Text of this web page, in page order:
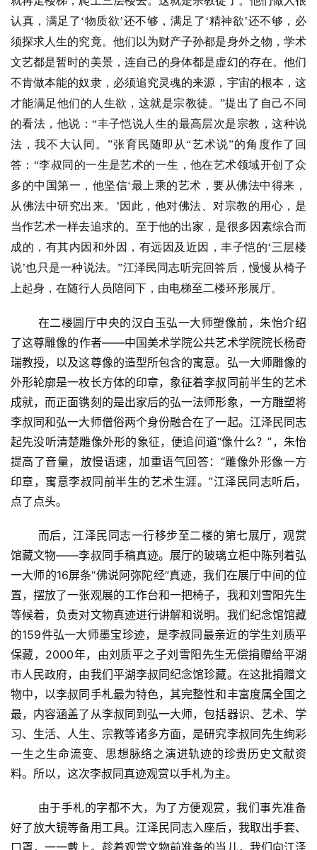
认真，满足了‘物质欲’还不够，满足了‘精神欲’还不够，必
须探求人生的究竟。他们以为财产子孙都是身外之物，学术
文艺都是暂时的美景，连自己的身体都是虚幻的存在。他们
不肯做本能的奴隶，必须追究灵魂的来源，宇宙的根本，这
才能满足他们的人生欲，这就是宗教徒。”提出了自己不同
的看法，他说：“丰子恺说人生的最高层次是宗教，这种说
法，我不大认同。”张育民随即从“艺术说”的角度作了回
答：“李叔同的一生是艺术的一生，他在艺术领域开创了众
多的中国第一，他坚信‘最上乘的艺术，要从佛法中得来，
从佛法中研究出来。’因此，他对佛法、对宗教的用心，是
当作艺术一样去追求的。至于他的出家，是很多因素综合而
成的，有其内因和外因，有远因及近因，丰子恺的‘三层楼
说’也只是一种说法。”江泽民同志听完回答后，慢慢从椅子
上起身，在随行人员陪同下，由电梯至二楼环形展厅。
在二楼圆厅中央的汉白玉弘一大师塑像前，朱怡介绍
了这尊雕像的作者——中国美术学院公共艺术学院院长杨奇
瑞教授，以及这尊像的造型所包含的寓意。弘一大师雕像的
外形轮廓是一枚长方体的印章，象征着李叔同前半生的艺术
成就，而正面镌刻的是出家后的弘一法师形象，一方雕塑将
李叔同和弘一大师僧俗两个身份融合在了一起。江泽民同志
起先没听清楚雕像外形的象征，便追问道“像什么？”，朱怡
提高了音量，放慢语速，加重语气回答：“雕像外形像一方
印章，寓意李叔同前半生的艺术生涯。”江泽民同志听后，
点了点头。
而后，江泽民同志一行移步至二楼的第七展厅，观赏
馆藏文物——李叔同手稿真迹。展厅的玻璃立柜中陈列着弘
一大师的16屏条“佛说阿弥陀经”真迹，我们在展厅中间的位
置，摆放了一张观展的工作台和一把椅子，我和刘雪阳先生
等候着，负责对文物真迹进行讲解和说明。我们纪念馆馆藏
的159件弘一大师墨宝珍迹，是李叔同最亲近的学生刘质平
保藏，2000年，由刘质平之子刘雪阳先生无偿捐赠给平湖
市人民政府，由我们平湖李叔同纪念馆珍藏。在这批捐赠文
物中，以李叔同手札最为特色，其完整性和丰富度属全国之
最，内容涵盖了从李叔同到弘一大师，包括器识、艺术、学
习、生活、人生、宗教等诸多方面，是研究李叔同先生绚彩
一生之生命流变、思想脉络之演进轨迹的珍贵历史文献资
料。所以，这次李叔同真迹观赏以手札为主。
由于手札的字都不大，为了方便观赏，我们事先准备
好了放大镜等备用工具。江泽民同志入座后，我取出手套、
口罩，一一戴上。趁着观赏文物前准备的当儿，我们向江泽